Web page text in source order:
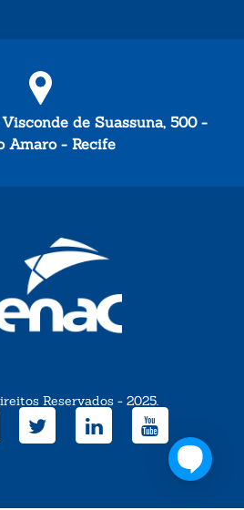
de Suassuna, 500 -
Amaro - Recife
Reservados - 2025.